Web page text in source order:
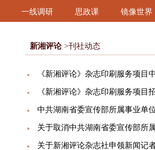
一线调研 思政课 镜像世界
新湘评论 >刊社动态
《新湘评论》杂志印刷服务项目
《新湘评论》杂志印刷服务项目
中共湖南省委宣传部所属事业单
关于取消中共湖南省委宣传部所
关于新湘评论杂志社申领新闻记